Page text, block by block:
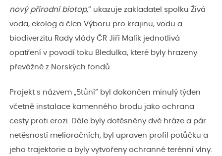
nový přírodní biotop,“ ukazuje zakladatel spolku Živá
voda, ekolog a člen Výboru pro krajinu, vodu a
biodiverzitu Rady vlády ČR Jiří Malík jednotlivá
opatření v povodí toku Bledulka, které byly hrazeny
převážně z Norských fondů.
Projekt s názvem „5tůní“ byl dokončen minulý týden
včetně instalace kamenného brodu jako ochrana
cesty proti erozi. Dále byly dotěsněny dvě hráze a pár
netěsností melioračních, byl upraven profil potůčku a
jeho trajektorie a byly vytvořeny ochranné terénní vlny.